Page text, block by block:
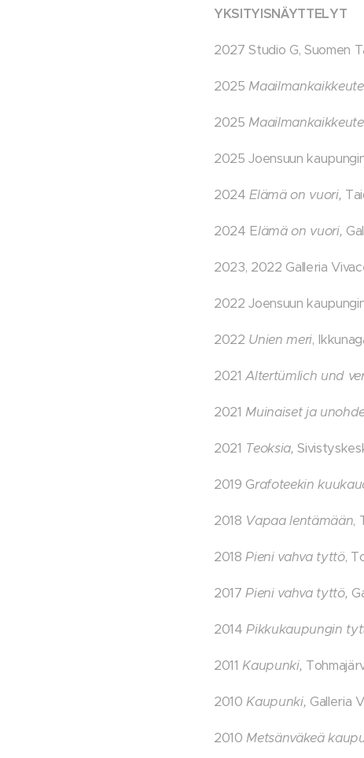
YKSITYISNÄYTTELYT
2027 Studio G, Suomen
2025
2025
2025 Joensuun
2024Elämä on vuori,
2024 Elämä on vuori,
2023, 2022 Galleria
2022 Joensuun
2022 Unien meri,
2021Altertümlich und
2021Muinaiset ja
2021 Teoksia,
2019 Grafoteekin
2018 Vapaa lentämään,
2018Pieni vahva tyttö,
2017Pieni vahva tyttö,
2014Pikkukaupungin
2011Kaupunki,
2010Kaupunki, Galleria
2010Metsänväkeä